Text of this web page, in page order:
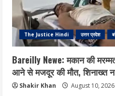
The Justice Hindi उत्तर प्रदेश
Bareilly Newe: मकान की
आने से मजदूर की मौत, शिनाख्त न
Shakir Khan August 10, 2026